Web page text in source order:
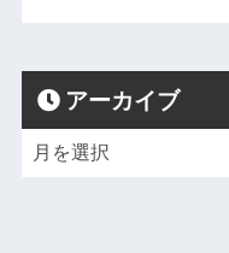
アーカイブ